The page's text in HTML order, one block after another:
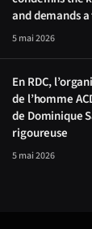
and demands
5 mai 2026
En RDC,
de l’homme
de Dominique
rigoureuse
5 mai 2026